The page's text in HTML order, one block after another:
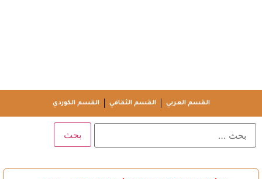
القسم العربي القسم الثقافي القسم الكوردي